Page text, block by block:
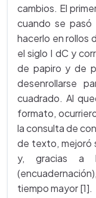
cambios. El
cuando se pasó
hacerlo en rollos
el siglo I dC y
de papiro y de
desenrollarse
cuadrado. Al
formato,
la consulta de
de texto, mejoró
y, gracias a
tiempo mayor [1].